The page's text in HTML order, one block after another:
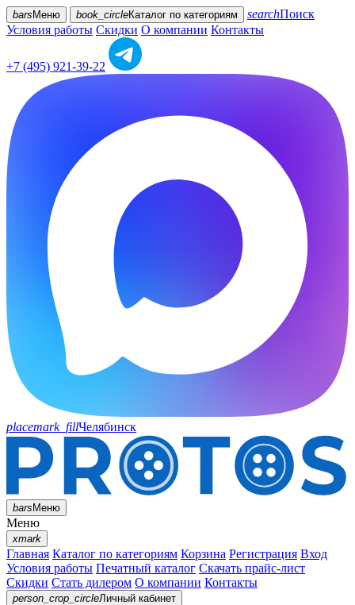
bars Меню book_circleКаталог по категориям searchПоиск
Условия работы Скидки О компании Контакты
+7 (495) 921-39-22
placemark_fillЧелябинск
barsМеню
Меню
xmark
Главная Каталог по категориям Корзина Регистрация Вход
Условия работы Печатный каталог Скачать прайс-лист
Скидки Стать дилером О компании Контакты
person_crop_circleЛичный кабинет